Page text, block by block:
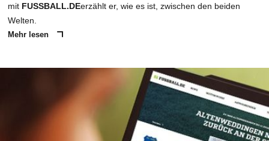
mit FUSSBALL.DEerzählt er, wie es ist, zwischen den beiden
Welten.
Mehr lesen